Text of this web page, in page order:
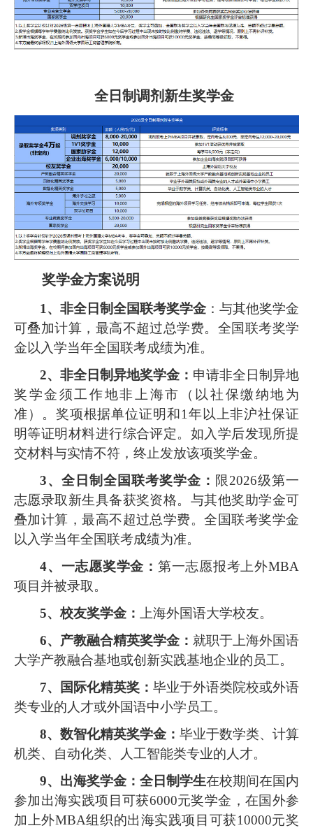
全日制调剂新生奖学金
奖学金方案说明
1 、非全日制全国联考奖学金 ： 与其他奖学金
可叠加计算，最高不超过总学费。 全国联考奖学
金以入学当年全国联考成绩为准。
2、 非全日制异地奖学金： 申请非全日制 异地
奖学金须工作地非上海市（以社保缴纳地为
准）
。 奖项根据单位证明和1年以上非沪社保证
明等证明材料进行综合评定。如入学后发现所提
交材料与实情不符，终止发放该项奖学金。
3、全日制全国联考奖学金： 限2026级第一
志愿录取新生具备获奖资格。 与其他奖助学金可
叠加计算，最高不超过总学费。全国联考奖学金
以入学当年全国联考成绩为准。
4、一志愿奖学金： 第一志愿报考上外MBA
项目并被录取。
5、校友奖学金： 上海外国语大学校友。
6、 产教融合精英奖学金： 就职于上海外国语
大学产教融合基地或创新实践基地企业的员工。
7、国际化精英奖： 毕业于外语类院校或外语
类专业的人才或外国语中小学员工。
8、数智化精英奖学金： 毕业于数学类、计算
机类、自动化类、人工智能类专业的人才。
9、 出海奖学金 ： 全日制学生在校期间在国内
参加出海实践项目可获6000元奖学金，在国外参
加上外MBA组织的出海实践项目可获10000元奖